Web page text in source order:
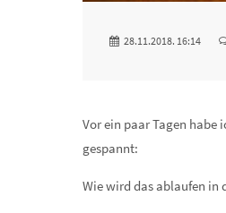
28.11.2018. 16:14
Vor ein paar Tagen
gespannt:
Wie wird das ablaufen in